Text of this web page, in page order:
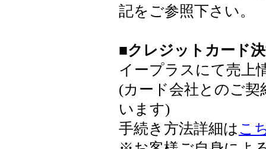
記をご参照下さい。
■クレジットカード
イープラスにて売上
(カード会社とのご
います)
手続き方法詳細は こ